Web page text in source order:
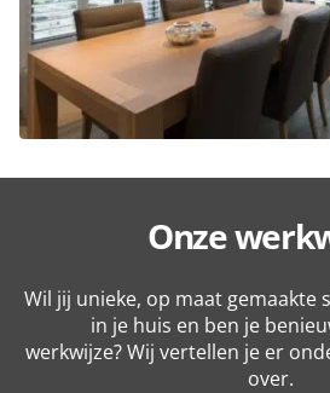
Onze
Wil jij unieke, op maat gemaakte
in je huis en ben je
werkwijze? Wij vertellen je er
over.